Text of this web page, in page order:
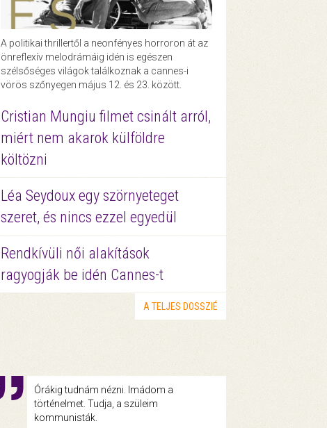
A politikai thrillertől a neonfényes horroron át az
önreflexív melodrámáig idén is egészen
szélsőséges világok találkoznak a cannes-i
vörös szőnyegen május 12. és 23. között.
Cristian Mungiu filmet csinált arról,
miért nem akarok külföldre
költözni
Léa Seydoux egy szörnyeteget
szeret, és nincs ezzel egyedül
Rendkívüli női alakítások
ragyogják be idén Cannes-t
A TELJES DOSSZIÉ
Órákig tudnám nézni. Imádom a
történelmet. Tudja, a szüleim
kommunisták.